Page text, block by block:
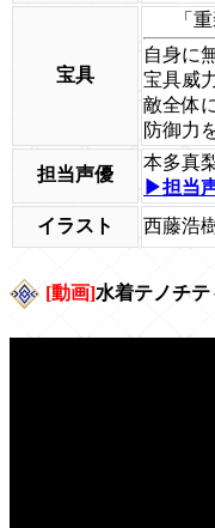
宝具
「
自身に
宝具威
敵全体
防御力
担当声優
本多真
▶担当
イラスト
西藤浩
[動画]水着テノチ